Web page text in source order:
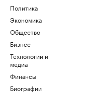
Политика
Экономика
Общество
Бизнес
Технологии и
медиа
Финансы
Биографии